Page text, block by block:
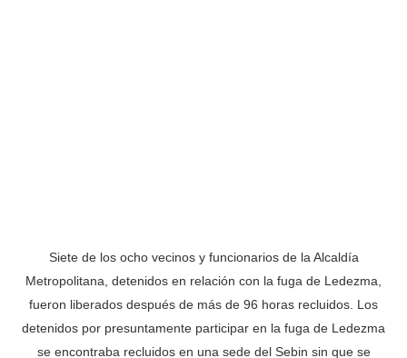
Siete de los ocho vecinos y funcionarios de la Alcaldía
Metropolitana, detenidos en relación con la fuga de Ledezma,
fueron liberados después de más de 96 horas recluidos. Los
detenidos por presuntamente participar en la fuga de Ledezma
se encontraba recluidos en una sede del Sebin sin que se